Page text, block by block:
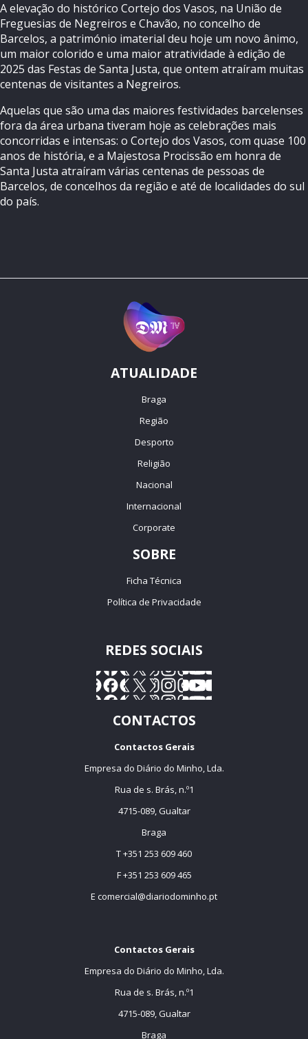
A elevação do histórico Cortejo dos Vasos, na União de
Freguesias de Negreiros e Chavão, no concelho de
Barcelos, a património imaterial deu hoje um novo ânimo,
um maior colorido e uma maior atratividade à edição de
2025 das Festas de Santa Justa, que ontem atraíram muitas
centenas de visitantes a Negreiros.
Aquelas que são uma das maiores festividades barcelenses
fora da área urbana tiveram hoje as celebrações mais
concorridas e intensas: o Cortejo dos Vasos, com quase 100
anos de história, e a Majestosa Procissão em honra de
Santa Justa atraíram várias centenas de pessoas de
Barcelos, de concelhos da região e até de localidades do sul
do país.
ATUALIDADE
Braga
Região
Desporto
Religião
Nacional
Internacional
Corporate
SOBRE
Ficha Técnica
Política de Privacidade
REDES SOCIAIS
CONTACTOS
Contactos Gerais
Empresa do Diário do Minho, Lda.
Rua de s. Brás, n.º1
4715-089, Gualtar
Braga
T +351 253 609 460
F +351 253 609 465
E comercial@diariodominho.pt
Contactos Gerais
Empresa do Diário do Minho, Lda.
Rua de s. Brás, n.º1
4715-089, Gualtar
Braga